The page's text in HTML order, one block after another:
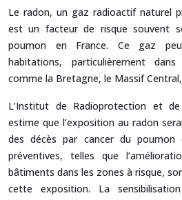
Le radon, un gaz radioactif naturel
est un facteur de risque souvent
poumon en France. Ce gaz
habitations, particulièrement
comme la Bretagne, le Massif
L’Institut de Radioprotection et
estime que l’exposition au radon
des décès par cancer du poumon
préventives, telles que
bâtiments dans les zones à risque,
cette exposition. La